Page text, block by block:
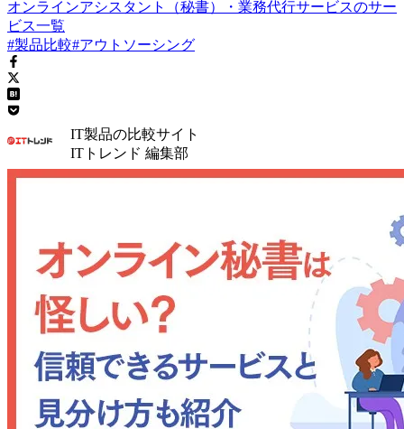
オンラインアシスタント（秘書）・業務代行サービスのサー
ビス一覧
#製品比較#アウトソーシング
IT製品の比較サイト
ITトレンド 編集部